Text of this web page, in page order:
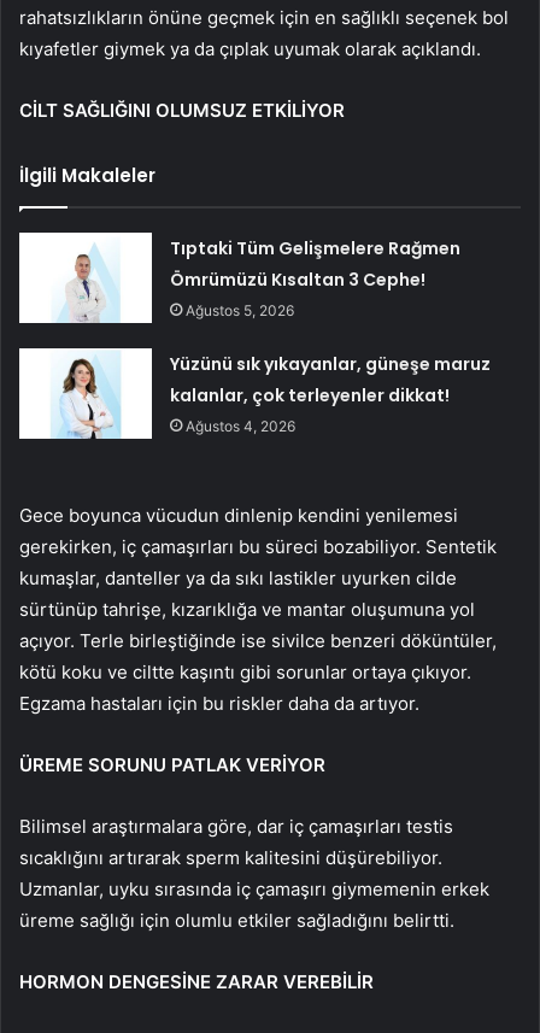
rahatsızlıkların önüne geçmek için en sağlıklı seçenek bol
kıyafetler giymek ya da çıplak uyumak olarak açıklandı.
CİLT SAĞLIĞINI OLUMSUZ ETKİLİYOR
İlgili Makaleler
Tıptaki Tüm Gelişmelere Rağmen
Ömrümüzü Kısaltan 3 Cephe!
Ağustos 5, 2026
Yüzünü sık yıkayanlar, güneşe maruz
kalanlar, çok terleyenler dikkat!
Ağustos 4, 2026
Gece boyunca vücudun dinlenip kendini yenilemesi
gerekirken, iç çamaşırları bu süreci bozabiliyor. Sentetik
kumaşlar, danteller ya da sıkı lastikler uyurken cilde
sürtünüp tahrişe, kızarıklığa ve mantar oluşumuna yol
açıyor. Terle birleştiğinde ise sivilce benzeri döküntüler,
kötü koku ve ciltte kaşıntı gibi sorunlar ortaya çıkıyor.
Egzama hastaları için bu riskler daha da artıyor.
ÜREME SORUNU PATLAK VERİYOR
Bilimsel araştırmalara göre, dar iç çamaşırları testis
sıcaklığını artırarak sperm kalitesini düşürebiliyor.
Uzmanlar, uyku sırasında iç çamaşırı giymemenin erkek
üreme sağlığı için olumlu etkiler sağladığını belirtti.
HORMON DENGESİNE ZARAR VEREBİLİR